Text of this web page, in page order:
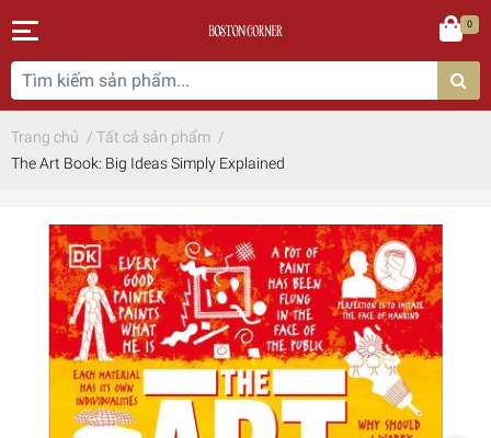
0
Trang chủ / Tất cả sản phẩm /
The Art Book: Big Ideas Simply Explained